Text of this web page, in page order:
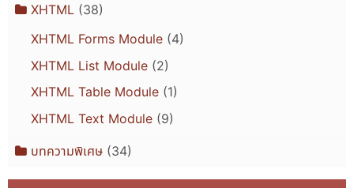
XHTML (38)
XHTML Forms Module(4)
XHTML List Module(2)
XHTML Table Module(1)
XHTML Text Module(9)
บทความพิเศษ(34)